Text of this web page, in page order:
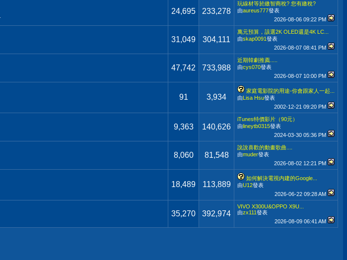
24,695 233,278
玩線材等於繳智商稅? 您有繳稅?
由aureus777發表
2026-08-06 09:22 PM
31,049 304,111
萬元預算，該選2K OLED還是4K LC...
由skap0091發表
2026-08-07 08:41 PM
47,742 733,988
近期韓劇推薦.....
由cys070發表
2026-08-07 10:00 PM
91 3,934
家庭電影院的用途-你會跟家人一起...
由Lisa Hsu發表
2002-12-21 09:20 PM
9,363 140,626
iTunes特價影片（90元）
由lineytb0315發表
2024-03-30 05:36 PM
8,060 81,548
說說喜歡的動畫歌曲....
由muder發表
2026-08-02 12:21 PM
18,489 113,889
如何解決電視内建的Google...
由U12發表
2026-06-22 09:28 AM
35,270 392,974
VIVO X300U&OPPO X9U...
由zx111發表
2026-08-09 06:41 AM